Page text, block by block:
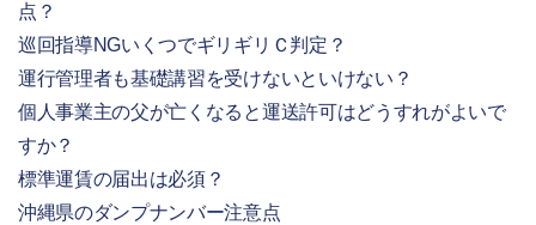
点？
巡回指導NGいくつでギリギリＣ判定？
運行管理者も基礎講習を受けないといけない？
個人事業主の父が亡くなると運送許可はどうすれがよいで
すか？
標準運賃の届出は必須？
沖縄県のダンプナンバー注意点